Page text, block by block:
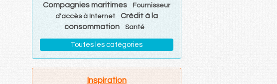
Compagnies maritimes
Fournisseur
d'accès à Internet
Crédit à la
consommation
Santé
Toutes les catégories
Inspiration